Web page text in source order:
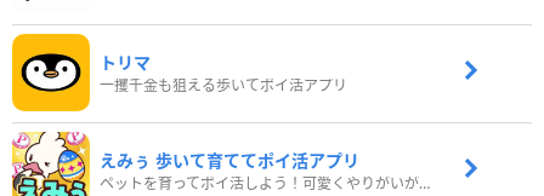
トリマ
一攫千金も狙える歩いてポイ活アプリ
えみぅ 歩いて育ててポイ活アプリ
ペットを育ってポイ活しよう！可愛くやりがいがある新感覚アプリ